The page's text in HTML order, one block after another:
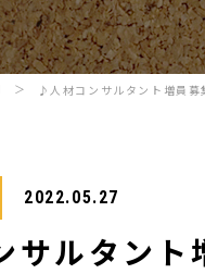
♪人材コンサルタント増員
2022.05.27
サルタント